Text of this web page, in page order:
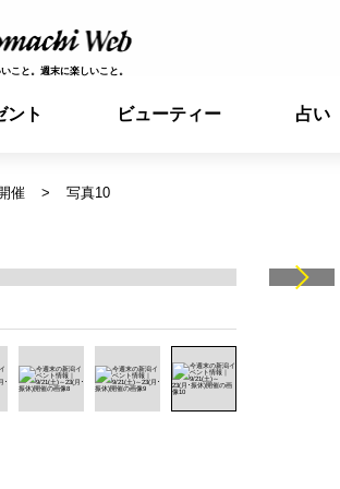
こと。週末に楽しいこと。
ント ビューティー 占い
催 写真10